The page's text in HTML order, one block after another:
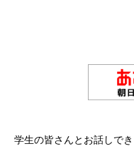
学生の皆さんとお話しで